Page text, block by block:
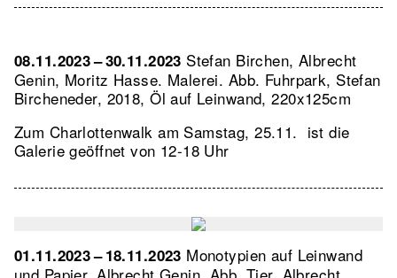
08.11.2023 – 30.11.2023 Stefan Birchen, Albrecht
Genin, Moritz Hasse. Malerei. Abb. Fuhrpark, Stefan
Bircheneder, 2018, Öl auf Leinwand, 220x125cm
Zum Charlottenwalk am Samstag, 25.11. ist die
Galerie geöffnet von 12-18 Uhr
01.11.2023 – 18.11.2023 Monotypien auf Leinwand